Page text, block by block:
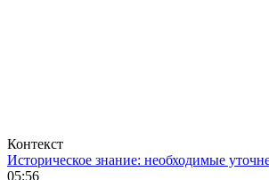
Контекст
Историческое знание: необходимые
05:56